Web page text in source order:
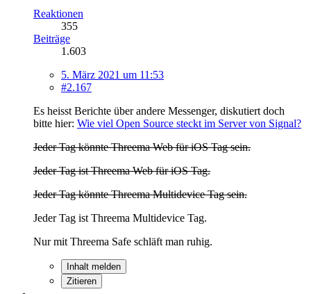
Reaktionen
355
Beiträge
1.603
5. März 2021 um 11:53
#2.167
Es heisst Berichte über andere Messenger, diskutiert doch
bitte hier: Wie viel Open Source steckt im Server von Signal?
Jeder Tag könnte Threema Web für iOS Tag sein.
Jeder Tag ist Threema Web für iOS Tag.
Jeder Tag könnte Threema Multidevice Tag sein.
Jeder Tag ist Threema Multidevice Tag.
Nur mit Threema Safe schläft man ruhig.
Inhalt melden
Zitieren